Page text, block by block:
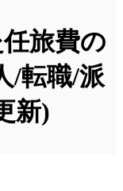
旅費の
/転職/派
新)